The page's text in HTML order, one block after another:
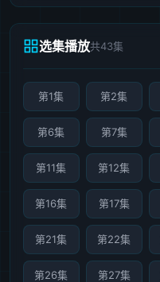
选集播放共43集
第1集 第2集
第6集 第7集
第11集 第12集
第16集 第17集
第21集 第22集
第26集 第27集